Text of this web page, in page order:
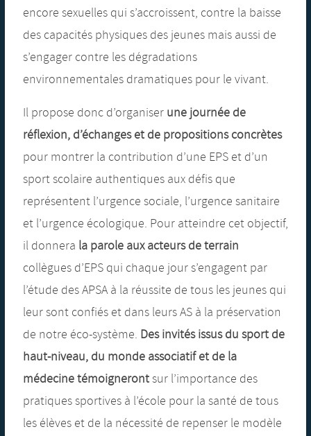
encore sexuelles qui s’accroissent, contre la baisse
des capacités physiques des jeunes mais aussi de
s’engager contre les dégradations
environnementales dramatiques pour le vivant.
Il propose donc d’organiser une journée de
réflexion, d’échanges et de propositions concrètes
pour montrer la contribution d’une EPS et d’un
sport scolaire authentiques aux défis que
représentent l’urgence sociale, l’urgence sanitaire
et l’urgence écologique. Pour atteindre cet objectif,
il donnera la parole aux acteurs de terrain
collègues d’EPS qui chaque jour s’engagent par
l’étude des APSA à la réussite de tous les jeunes qui
leur sont confiés et dans leurs AS à la préservation
de notre éco-système. Des invités issus du sport de
haut-niveau, du monde associatif et de la
médecine témoignerontsur l’importance des
pratiques sportives à l’école pour la santé de tous
les élèves et de la nécessité de repenser le modèle